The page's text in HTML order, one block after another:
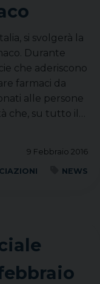
si svolgerà la
Durante
che aderiscono
farmaci da
alle persone
che, su tutto il…
9 Febbraio 2016
NEWS